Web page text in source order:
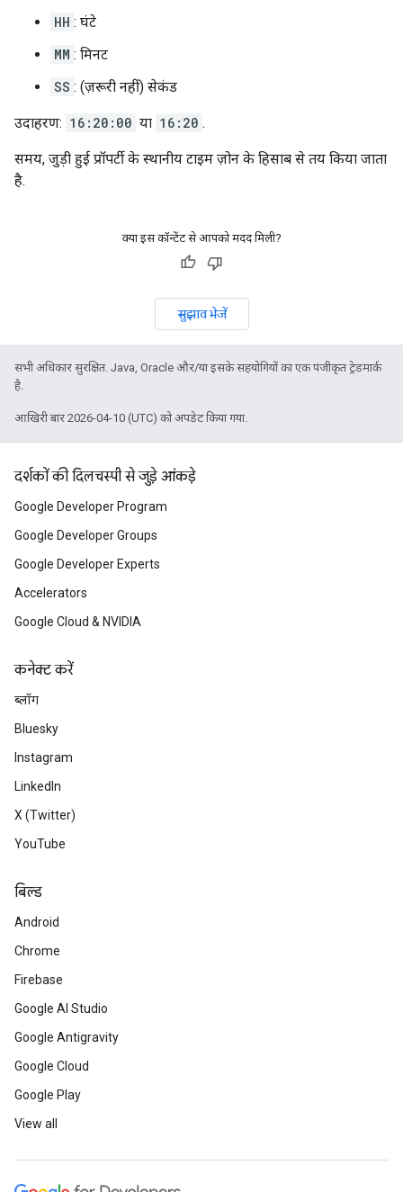
HH : घंटे
MM : मिनट
SS : (ज़रूरी नहीं) सेकंड
उदाहरण: 16:20:00 या 16:20 .
समय, जुड़ी हुई प्रॉपर्टी के स्थानीय टाइम ज़ोन के हिसाब से तय किया जाता
है.
क्या इस कॉन्टेंट से आपको मदद मिली?
सुझाव भेजें
सभी अधिकार सुरक्षित. Java, Oracle और/या इसके सहयोगियों का एक पंजीकृत ट्रेडमार्क
है.
आखिरी बार 2026-04-10 (UTC) को अपडेट किया गया.
दर्शकों की दिलचस्पी से जुड़े आंकड़े
Google Developer Program
Google Developer Groups
Google Developer Experts
Accelerators
Google Cloud & NVIDIA
कनेक्ट करें
ब्लॉग
Bluesky
Instagram
LinkedIn
X (Twitter)
YouTube
बिल्ड
Android
Chrome
Firebase
Google AI Studio
Google Antigravity
Google Cloud
Google Play
View all